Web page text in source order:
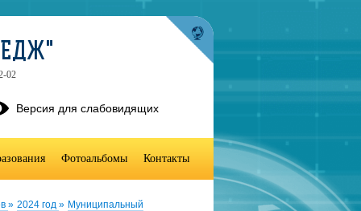
» 2024 год » Муниципальный
02
Версия для слабовидящих
Фотоальбомы Контакты